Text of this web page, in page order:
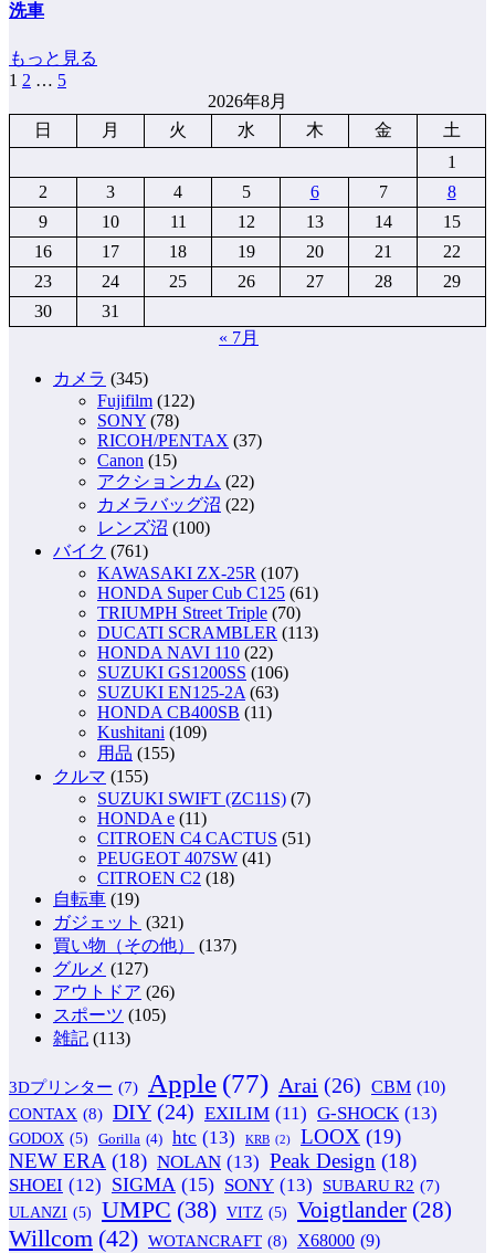
洗車
もっと見る
投
稿
の
ジ
送
り
1 2 … 5
2026年8月
日
月 火 水 木 金
土
1
2
3 4 5 6 7
8
9
10 11 12 13 14
15
16
17 18 19 20 21
22
23
24 25 26 27 28
29
30
31
« 7月
カメラ (345)
Fujifilm (122)
SONY (78)
RICOH/PENTAX (37)
Canon (15)
アクションカム (22)
カメラバッグ沼 (22)
レンズ沼 (100)
バイク (761)
KAWASAKI ZX-25R (107)
HONDA Super Cub C125 (61)
TRIUMPH Street Triple (70)
DUCATI SCRAMBLER (113)
HONDA NAVI 110 (22)
SUZUKI GS1200SS (106)
SUZUKI EN125-2A (63)
HONDA CB400SB (11)
Kushitani (109)
用品 (155)
クルマ (155)
SUZUKI SWIFT (ZC11S) (7)
HONDA e (11)
CITROEN C4 CACTUS (51)
PEUGEOT 407SW (41)
CITROEN C2 (18)
自転車 (19)
ガジェット (321)
買い物（その他）
(137)
グルメ (127)
アウトドア (26)
スポーツ (105)
雑記 (113)
3Dプリンター (7) Apple (77) Arai (26) CBM (10)
CONTAX (8) DIY (24) EXILIM (11) G-SHOCK (13)
GODOX (5) Gorilla (4) htc (13) KRB (2) LOOX (19)
NEW ERA (18) NOLAN (13) Peak Design (18)
SHOEI (12) SIGMA (15) SONY (13) SUBARU R2 (7)
ULANZI (5) UMPC (38) VITZ (5) Voigtlander (28)
Willcom (42) WOTANCRAFT (8) X68000 (9)